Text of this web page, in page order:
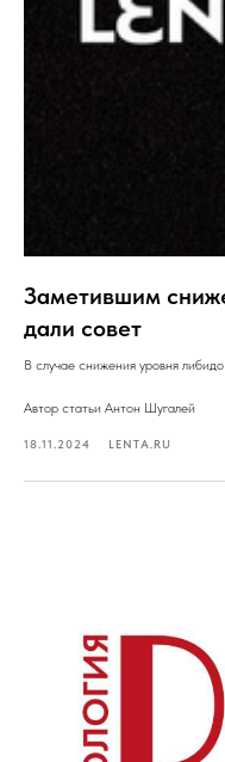
Заметившим
дали совет
В случае снижения уровня
Автор статьи Антон Шугалей
18.11.2024 LENTA.RU